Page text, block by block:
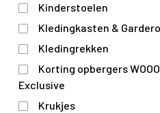
Kinderstoelen
Kledingkasten &
Kledingrekken
Korting opbergers
Exclusive
Krukjes